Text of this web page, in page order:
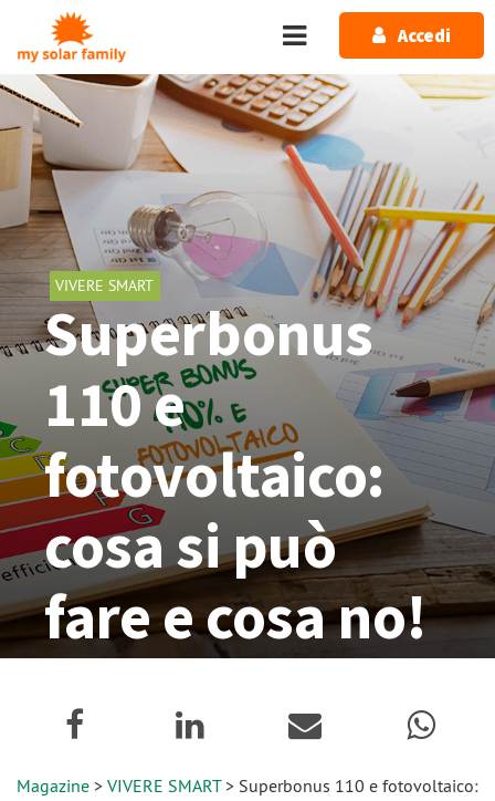
Salta al contenuto principale
Accedi
VIVERE SMART
Superbonus
110 e
fotovoltaico:
cosa si può
fare e cosa no!
Magazine > VIVERE SMART > Superbonus 110 e fotovoltaico: